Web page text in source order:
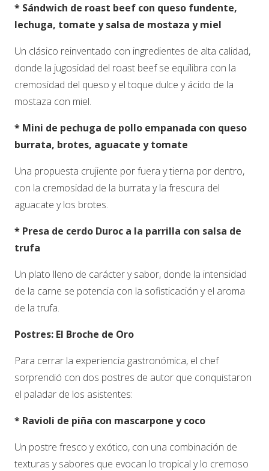
* Sándwich de roast beef con queso fundente,
lechuga, tomate y salsa de mostaza y miel
Un clásico reinventado con ingredientes de alta calidad,
donde la jugosidad del roast beef se equilibra con la
cremosidad del queso y el toque dulce y ácido de la
mostaza con miel.
* Mini de pechuga de pollo empanada con queso
burrata, brotes, aguacate y tomate
Una propuesta crujiente por fuera y tierna por dentro,
con la cremosidad de la burrata y la frescura del
aguacate y los brotes.
* Presa de cerdo Duroc a la parrilla con salsa de
trufa
Un plato lleno de carácter y sabor, donde la intensidad
de la carne se potencia con la sofisticación y el aroma
de la trufa.
Postres: El Broche de Oro
Para cerrar la experiencia gastronómica, el chef
sorprendió con dos postres de autor que conquistaron
el paladar de los asistentes:
* Ravioli de piña con mascarpone y coco
Un postre fresco y exótico, con una combinación de
texturas y sabores que evocan lo tropical y lo cremoso